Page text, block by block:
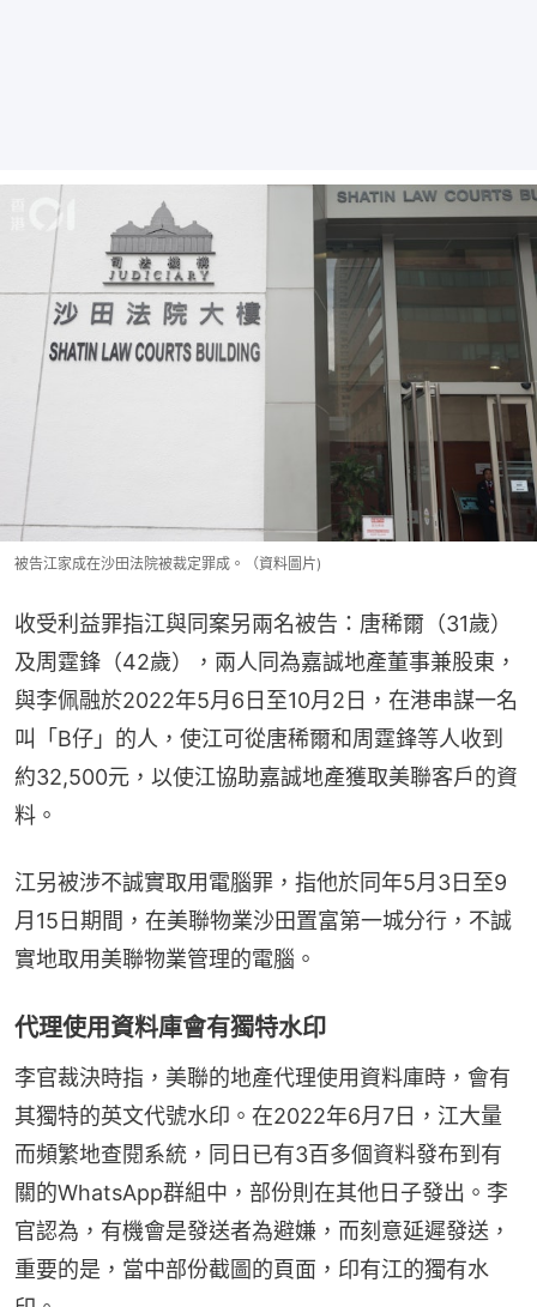
被告江家成在沙田法院被裁定罪成。（資料圖片)
收受利益罪指江與同案另兩名被告：唐稀爾（31歲）
及周霆鋒（42歲），兩人同為嘉誠地產董事兼股東，
與李佩融於2022年5月6日至10月2日，在港串謀一名
叫「B仔」的人，使江可從唐稀爾和周霆鋒等人收到
約32,500元，以使江協助嘉誠地產獲取美聯客戶的資
料。
江另被涉不誠實取用電腦罪，指他於同年5月3日至9
月15日期間，在美聯物業沙田置富第一城分行，不誠
實地取用美聯物業管理的電腦。
代理使用資料庫會有獨特水印
李官裁決時指，美聯的地產代理使用資料庫時，會有
其獨特的英文代號水印。在2022年6月7日，江大量
而頻繁地查閱系統，同日已有3百多個資料發布到有
關的WhatsApp群組中，部份則在其他日子發出。李
官認為，有機會是發送者為避嫌，而刻意延遲發送，
重要的是，當中部份截圖的頁面，印有江的獨有水